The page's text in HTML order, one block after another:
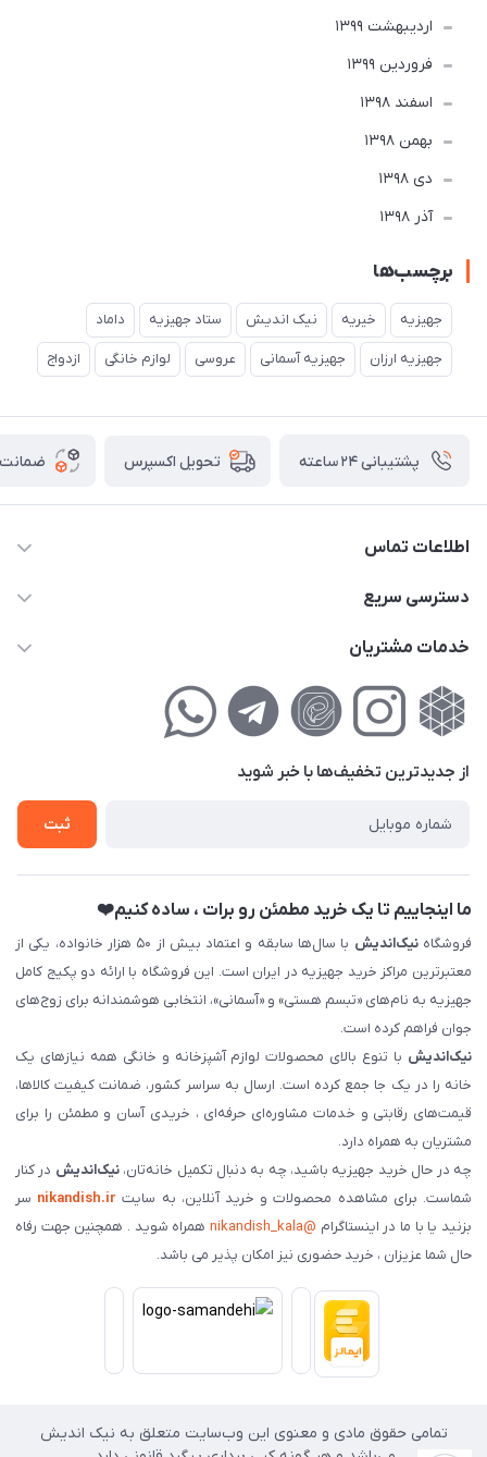
ارديبهشت 1399
فروردین 1399
اسفند 1398
بهمن 1398
دی 1398
آذر 1398
برچسب‌ها
جهیزیه خیریه نیک اندیش ستاد جهیزیه داماد
جهیزیه ارزان جهیزیه آسمانی عروسی لوازم خانگی ازدواج
پشتیبانی ۲۴ ساعته تحویل اکسپرس ضمانت
اطلاعات تماس
02177111474
کوچه گلریز 4 غربی ، پلاک 13
دسترسی سریع
حساب کاربری
لیست محصولات
خدمات مشتریان
راهنمای‌خرید‌آنلاین
حریم خصوصی
فروش‌اقساطی
از جدید‌ترین تخفیف‌ها با‌ خبر شوید
ثبت
ما اینجاییم تا یک خرید مطمئن رو برات ، ساده کنیم❤️
فروشگاهنیک‌اندیش
با سال‌ها سابقه و اعتماد بیش از ۵۰ هزار خانواده، یکی از
معتبرترین مراکز خرید جهیزیه در ایران است. این فروشگاه با ارائه دو پکیج کامل
جهیزیه به نام‌های «تبسم هستی» و «آسمانی»، انتخابی هوشمندانه برای زوج‌های
جوان فراهم کرده است.
نیک‌اندیش با تنوع بالای محصولات لوازم آشپزخانه و خانگی همه نیازهای یک
خانه را در یک جا جمع کرده است. ارسال به سراسر کشور، ضمانت کیفیت کالاها،
قیمت‌های رقابتی و خدمات مشاوره‌ای حرفه‌ای ، خریدی آسان و مطمئن را برای
مشتریان به همراه دارد.
چه در حال خرید جهیزیه باشید، چه به دنبال تکمیل خانه‌تان،نیک‌اندیش در کنار
شماست. برای مشاهده محصولات و خرید آنلاین، به سایت nikandish.ir سر
بزنید یا با ما در اینستاگرام @nikandish_kala
همراه شوید . همچنین جهت رفاه
حال شما عزیزان ، خرید حضوری نیز امکان پذیر می باشد.
تمامی حقوق مادی و معنوی این وب‌سایت متعلق به نیک اندیش